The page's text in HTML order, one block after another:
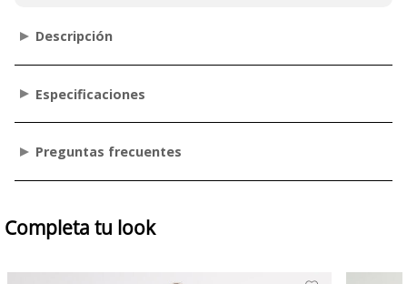
Descripción
Especificaciones
Preguntas frecuentes
Completa tu look